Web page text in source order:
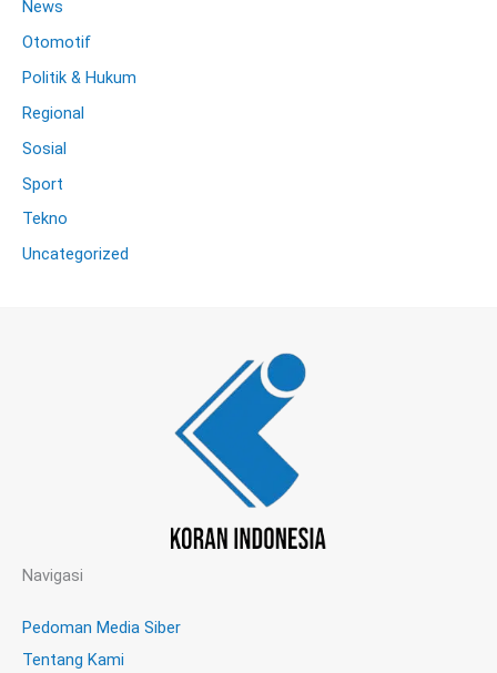
News
Otomotif
Politik & Hukum
Regional
Sosial
Sport
Tekno
Uncategorized
Navigasi
Pedoman Media Siber
Tentang Kami